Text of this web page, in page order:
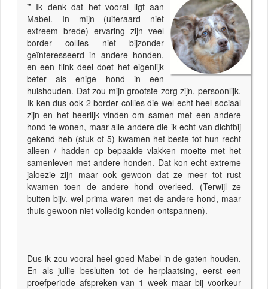
" Ik denk dat het vooral ligt aan
Mabel. In mijn (uiteraard niet
extreem brede) ervaring zijn veel
border collies niet bijzonder
geïnteresseerd in andere honden,
en een flink deel doet het eigenlijk
beter als enige hond in een
huishouden. Dat zou mijn grootste zorg zijn, persoonlijk.
Ik ken dus ook 2 border collies die wel echt heel sociaal
zijn en het heerlijk vinden om samen met een andere
hond te wonen, maar alle andere die ik echt van dichtbij
gekend heb (stuk of 5) kwamen het beste tot hun recht
alleen / hadden op bepaalde vlakken moeite met het
samenleven met andere honden. Dat kon echt extreme
jaloezie zijn maar ook gewoon dat ze meer tot rust
kwamen toen de andere hond overleed. (Terwijl ze
buiten bijv. wel prima waren met de andere hond, maar
thuis gewoon niet volledig konden ontspannen).
Dus ik zou vooral heel goed Mabel in de gaten houden.
En als jullie besluiten tot de herplaatsing, eerst een
proefperiode afspreken van 1 week maar bij voorkeur